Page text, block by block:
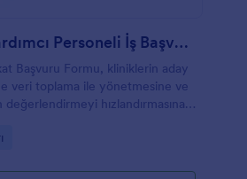
Diş Hekimi Yardımcı Personeli İş Başvurusu Formu
Başvuru Formu, kliniklerin aday
veri toplama ile yönetmesine ve
hızlandırmasına